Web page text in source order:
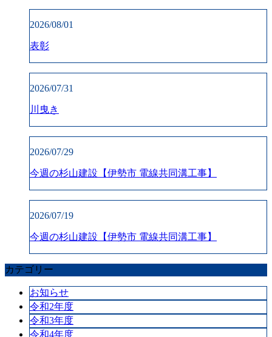
2026/08/01
表彰
2026/07/31
川曳き
2026/07/29
今週の杉山建設【伊勢市 電線共同溝工事】
2026/07/19
今週の杉山建設【伊勢市 電線共同溝工事】
カテゴリー
お知らせ
令和2年度
令和3年度
令和4年度